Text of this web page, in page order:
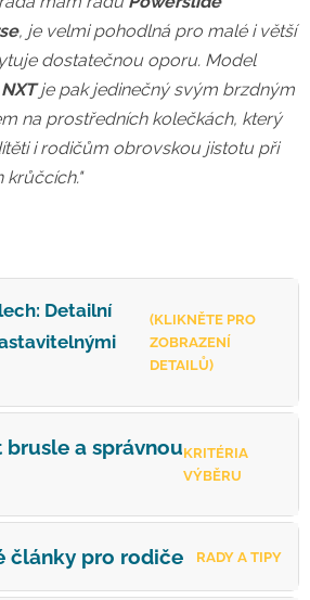
, je velmi pohodlná pro malé i větší
dostatečnou oporu. Model
je pak jedinečný svým brzdným
na prostředních kolečkách, který
i rodičům obrovskou jistotu při
krůčcích."
Detailní
(KLIKNĚTE PRO
ZOBRAZENÍ
DETAILŮ)
brusle a správnouKRITÉRIA
VÝBĚRU
články pro rodiče RADY A TIPY